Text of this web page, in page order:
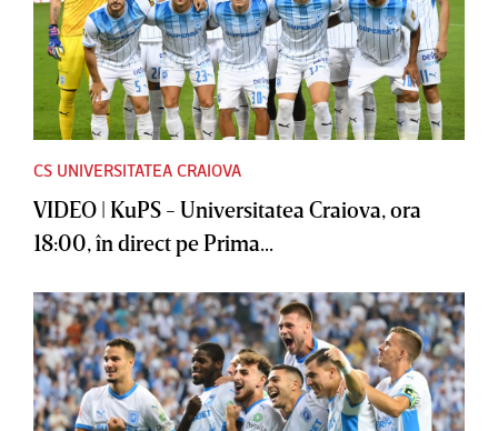
CS UNIVERSITATEA CRAIOVA
VIDEO | KuPS - Universitatea Craiova, ora
18:00, în direct pe Prima...